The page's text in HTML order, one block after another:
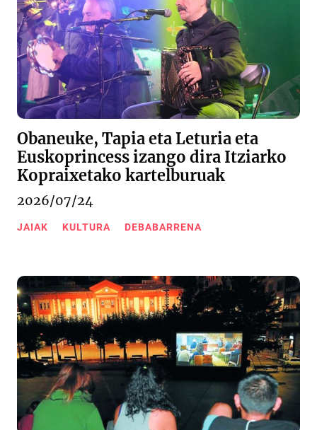
Obaneuke, Tapia eta Leturia eta
Euskoprincess izango dira Itziarko
Kopraixetako kartelburuak
2026/07/24
JAIAK KULTURA DEBABARRENA